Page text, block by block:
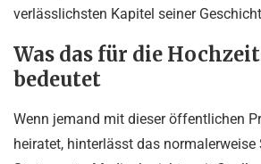
verlässlichsten Kapitel seiner
Was das für die
bedeutet
Wenn jemand mit dieser öffentlichen
heiratet, hinterlässt das